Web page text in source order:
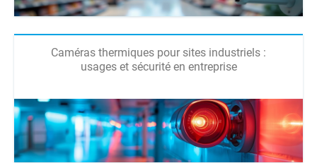
Caméras thermiques pour sites industriels :
usages et sécurité en entreprise